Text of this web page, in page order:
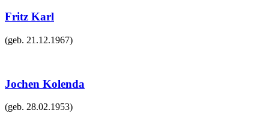
Fritz Karl
(geb. 21.12.1967)
Jochen Kolenda
(geb. 28.02.1953)